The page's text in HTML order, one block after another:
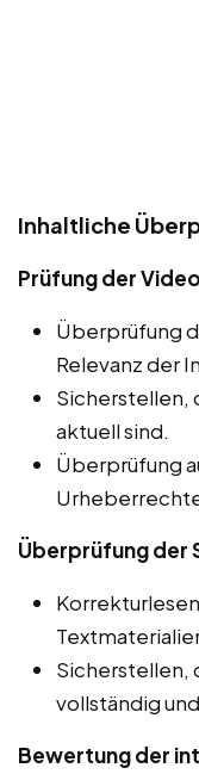
Inhaltliche
Prüfung der
Überprüfung
Relevanz der
Sicherstellen,
aktuell sind.
Überprüfung
Überprüfung der
Sicherstellen,
vollständig
Bewertung der